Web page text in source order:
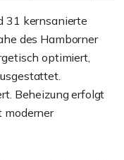
31 kernsanierte
des Hamborner
optimiert,
Beheizung erfolgt
moderner